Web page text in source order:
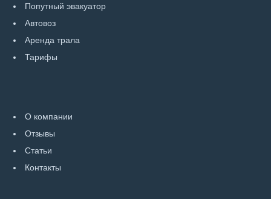
Попутный эвакуатор
Автовоз
Аренда трала
Тарифы
О компании
Отзывы
Статьи
Контакты